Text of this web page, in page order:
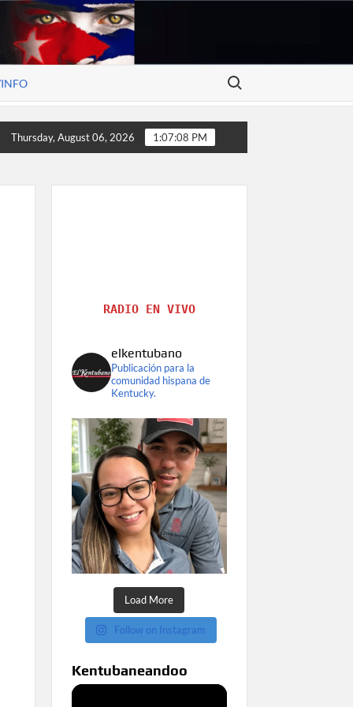
Search for:
De soñar en Cuba a servir en el Army, la determinación de
Thursday, August 06, 2026 1:07:10 PM
RADIO EN VIVO
elkentubano
Publicación para la
comunidad hispana de
Kentucky.
Load More
Follow on Instagram
Kentubaneandoo